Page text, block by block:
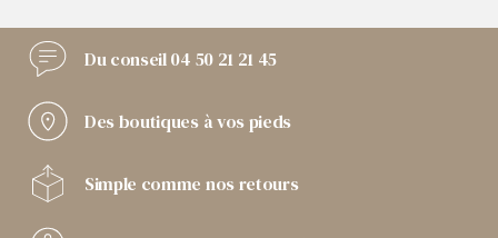
Du conseil04 50 21 21 45
Des boutiques à vos pieds
Simple comme nos retours